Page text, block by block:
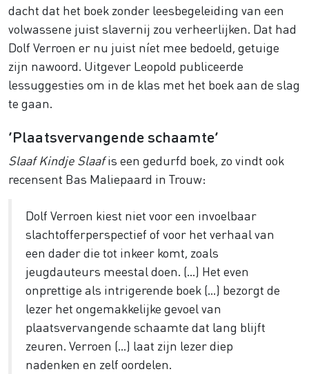
dacht dat het boek zonder leesbegeleiding van een
volwassene juist slavernij zou verheerlijken. Dat had
Dolf Verroen er nu juist níet mee bedoeld, getuige
zijn nawoord. Uitgever Leopold publiceerde
lessuggesties om in de klas met het boek aan de slag
te gaan.
‘Plaatsvervangende schaamte’
Slaaf Kindje Slaafis een gedurfd boek, zo vindt ook
recensent Bas Maliepaard in Trouw:
Dolf Verroen kiest niet voor een invoelbaar
slachtofferperspectief of voor het verhaal van
een dader die tot inkeer komt, zoals
jeugdauteurs meestal doen. (…) Het even
onprettige als intrigerende boek (…) bezorgt de
lezer het ongemakkelijke gevoel van
plaatsvervangende schaamte dat lang blijft
zeuren. Verroen (…) laat zijn lezer diep
nadenken en zelf oordelen.